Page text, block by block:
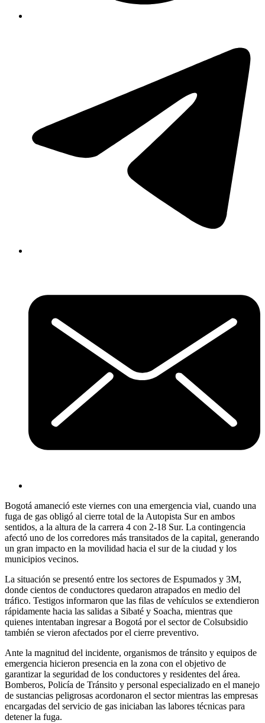
Bogotá amaneció este viernes con una emergencia vial, cuando una
fuga de gas obligó al cierre total de la Autopista Sur en ambos
sentidos, a la altura de la carrera 4 con 2-18 Sur. La contingencia
afectó uno de los corredores más transitados de la capital, generando
un gran impacto en la movilidad hacia el sur de la ciudad y los
municipios vecinos.
La situación se presentó entre los sectores de Espumados y 3M,
donde cientos de conductores quedaron atrapados en medio del
tráfico. Testigos informaron que las filas de vehículos se extendieron
rápidamente hacia las salidas a Sibaté y Soacha, mientras que
quienes intentaban ingresar a Bogotá por el sector de Colsubsidio
también se vieron afectados por el cierre preventivo.
Ante la magnitud del incidente, organismos de tránsito y equipos de
emergencia hicieron presencia en la zona con el objetivo de
garantizar la seguridad de los conductores y residentes del área.
Bomberos, Policía de Tránsito y personal especializado en el manejo
de sustancias peligrosas acordonaron el sector mientras las empresas
encargadas del servicio de gas iniciaban las labores técnicas para
detener la fuga.